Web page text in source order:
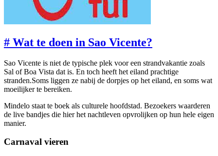
# Wat te doen in Sao Vicente?
Sao Vicente is niet de typische plek voor een strandvakantie zoals
Sal of Boa Vista dat is. En toch heeft het eiland prachtige
stranden.Soms liggen ze nabij de dorpjes op het eiland, en soms wat
moeilijker te bereiken.
Mindelo staat te boek als culturele hoofdstad. Bezoekers waarderen
de live bandjes die hier het nachtleven opvrolijken op hun hele eigen
manier.
Carnaval vieren